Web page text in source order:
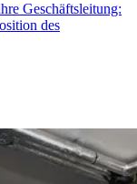
Geschäftsleitung:
des